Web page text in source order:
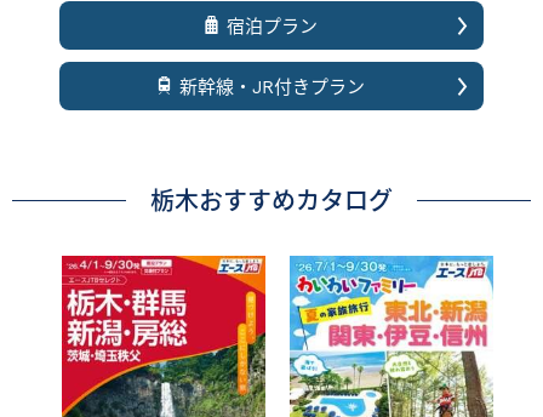
宿泊プラン
新幹線・JR付きプラン
栃木おすすめカタログ